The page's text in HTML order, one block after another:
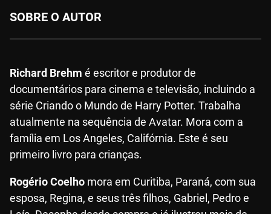
SOBRE O AUTOR
Richard Brehm é escritor e produtor de
documentários para cinema e televisão, incluindo a
série Criando o Mundo de Harry Potter. Trabalha
atualmente na sequência de Avatar. Mora com a
família em Los Angeles, Califórnia. Este é seu
primeiro livro para crianças.
Rogério Coelho mora em Curitiba, Paraná, com sua
esposa, Regina, e seus três filhos, Gabriel, Pedro e